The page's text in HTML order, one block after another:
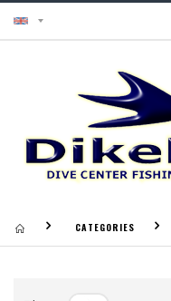
CATEGORIES